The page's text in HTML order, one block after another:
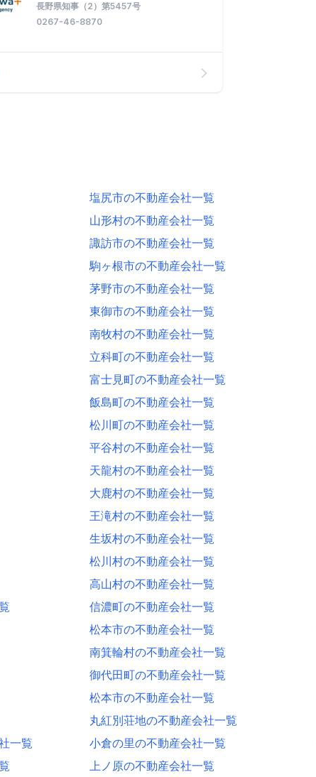
長野県知事（2）第5457号
0267-46-8870
塩尻市の不動産会社一覧
山形村の不動産会社一覧
諏訪市の不動産会社一覧
駒ヶ根市の不動産会社一覧
茅野市の不動産会社一覧
東御市の不動産会社一覧
南牧村の不動産会社一覧
立科町の不動産会社一覧
富士見町の不動産会社一覧
飯島町の不動産会社一覧
松川町の不動産会社一覧
平谷村の不動産会社一覧
天龍村の不動産会社一覧
大鹿村の不動産会社一覧
王滝村の不動産会社一覧
生坂村の不動産会社一覧
松川村の不動産会社一覧
高山村の不動産会社一覧
信濃町の不動産会社一覧
松本市の不動産会社一覧
南箕輪村の不動産会社一覧
御代田町の不動産会社一覧
松本市の不動産会社一覧
丸紅別荘地の不動産会社一覧
一覧 小倉の里の不動産会社一覧
上ノ原の不動産会社一覧